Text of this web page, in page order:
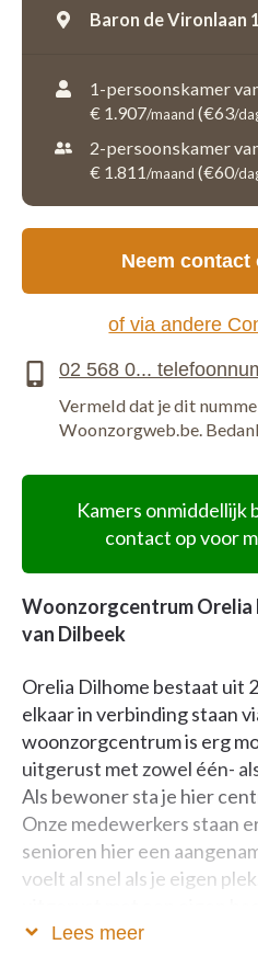
Baron de Vironlaan
1-persoonskamer
€ 1.907/maand (€63/
2-persoonskamer
€ 1.811/maand (€60/
Kamers onmiddellijk
contact op voor
Woonzorgcentrum Orelia
van Dilbeek
Orelia Dilhome bestaat uit
elkaar in verbinding staan
woonzorgcentrum is erg
uitgerust met zowel één-
Als bewoner sta je hier
Onze medewerkers staan
senioren hier een
voelt al snel als je eigen
lavabo en toilet. Een
Lees meer
Neem contact
of via andere
Vermeld dat je dit
Woonzorgweb.be.